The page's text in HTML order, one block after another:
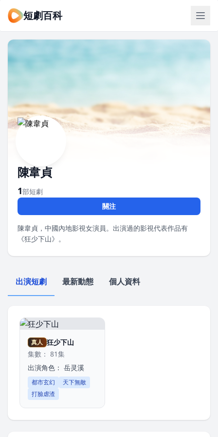
短劇百科
陳韋貞
1部短劇
關注
陳韋貞，中國內地影視女演員。出演過的影視代表作品有
《狂少下山》。
出演短劇 最新動態 個人資料
真人 狂少下山
集數： 81集
出演角色： 岳灵溪
都市玄幻
天下無敵
打臉虐渣